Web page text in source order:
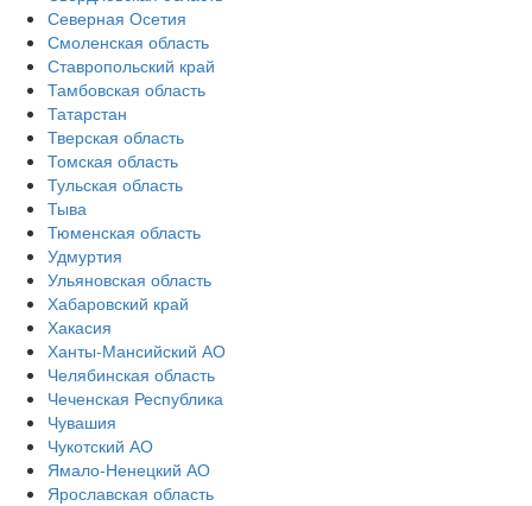
Северная Осетия
Смоленская область
Ставропольский край
Тамбовская область
Татарстан
Тверская область
Томская область
Тульская область
Тыва
Тюменская область
Удмуртия
Ульяновская область
Хабаровский край
Хакасия
Ханты-Мансийский АО
Челябинская область
Чеченская Республика
Чувашия
Чукотский АО
Ямало-Ненецкий АО
Ярославская область